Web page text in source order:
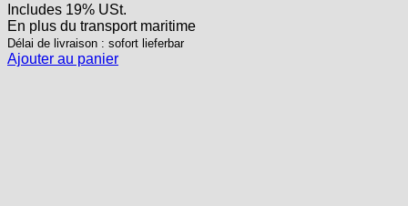
initial
était :
70,70 €.
actuel
est :
63,00 €.
Includes 19% USt.
En plus du transportmaritime
Délai de livraison : sofort lieferbar
Ajouter au panier